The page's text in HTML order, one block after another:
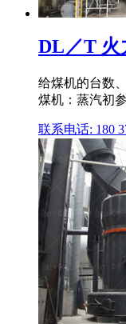
DL／T 火
给煤机的台数
煤机：蒸汽初
联系电话: 180